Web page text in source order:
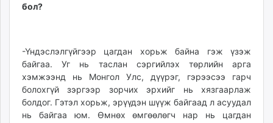
бол?
-Үндэслэлгүйгээр цагдан хорьж байна гэж үзэж
байгаа. Уг нь таслан сэргийлэх төрлийн арга
хэмжээнд нь Монгол Улс, дүүрэг, гэрээсээ гарч
болохгүй зэргээр зорчих эрхийг нь хязгаарлаж
болдог. Гэтэл хорьж, эрүүдэн шүүж байгаад л асуудал
нь байгаа юм. Өмнөх өмгөөлөгч нар нь цагдан